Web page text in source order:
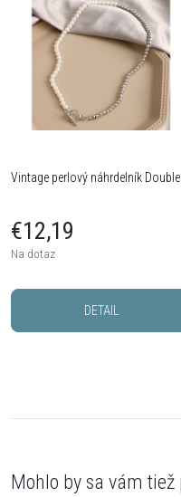
Vintage perlový náhrdelník Double
€12,19
Na dotaz
DETAIL